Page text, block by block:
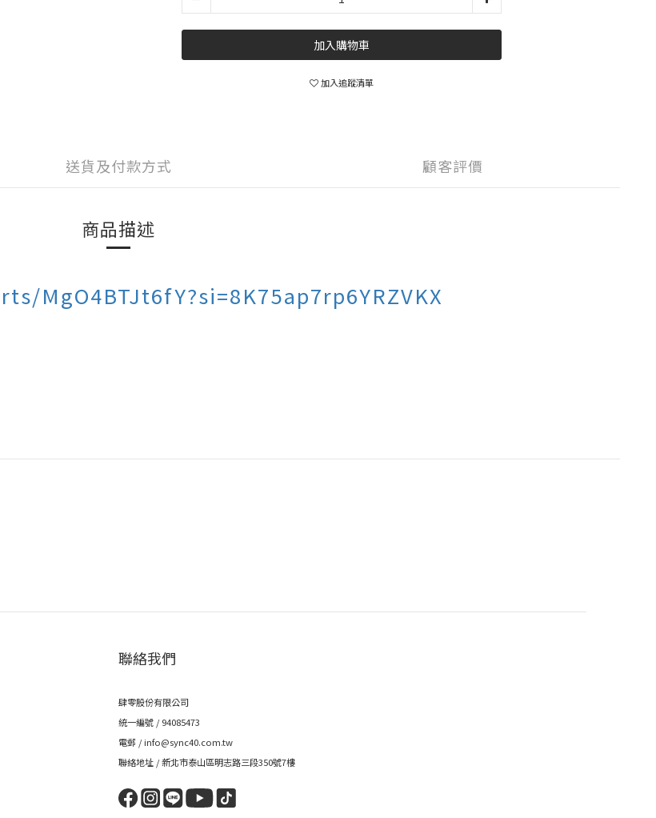
加入購物車
加入追蹤清單
送貨及付款方式 顧客評價
商品描述
MgO4BTJt6fY?si=8K75ap7rp6YRZVKX
聯絡我們
肆零股份有限公司
統一編號 / 94085473
電郵 / info@sync40.com.tw
聯絡地址 / 新北市泰山區明志路三段350號7樓